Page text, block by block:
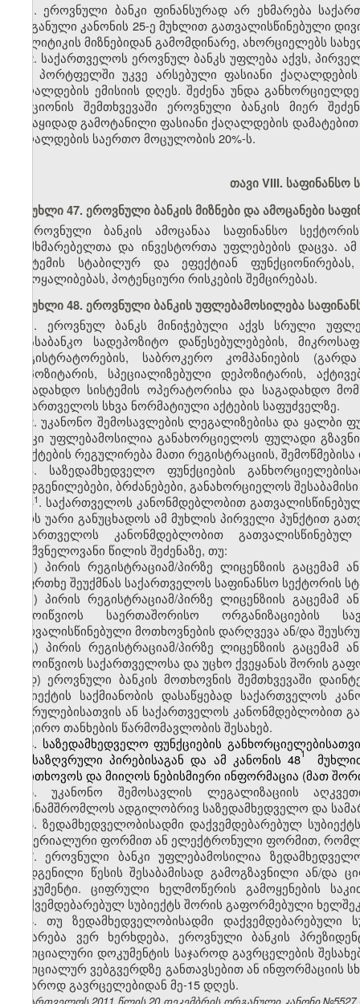
1. ეროვნული ბანკი ფინანსურად არ ეხმარება
ორგანული კანონის 25-ე მუხლით გათვალისწინებული
პოლიტიკის მიზნებიდან გამომდინარე, ახორციელებს
2. საქართველოს ეროვნულ ბანკს უფლება აქვს,
მის პორტფელში უკვე არსებული ფასიანი
ქაღალდების ემისიის დღეს. შეძენა უნდა
აუქციონის შემთხვევაში ეროვნული ბანკის მიერ
გასაყიდად გამოტანილი ფასიანი ქაღალდების
ქაღალდების საერთო მოცულობის 20%-ს.
თავი VIII.
მუხლი 47. ეროვნული ბანკის მიზნები და ამოცანები
ეროვნული ბანკის ამოცანაა საფინანსო
მომხმარებელთა და ინვესტორთა უფლებების დაცვა.
სისტემის სტაბილურ და ეფექტიან
ჩამოყალიბებას, პოტენციური რისკების შემცირებას.
მუხლი 48. ეროვნული ბანკის უფლებამოსილება
1. ეროვნულ ბანკს მინიჭებული აქვს სრული
არასაბანკო სადეპოზიტო დაწესებულებების,
რეგისტრატორების, საბროკერო კომპანიების
დეპოზიტარის, სპეციალიზებული დეპოზიტარის,
საგადახდო სისტემის ოპერატორისა და საგადახდო
საქართველოს სხვა ნორმატიული აქტების საფუძველზე.
2. უკანონო შემოსავლების ლეგალიზებისა და ყალბი
ბანკი უფლებამოსილია განახორციელოს ფულადი
პუნქტების რეგულირება მათი რეგისტრაციის,
3. საზედამხედველო ფუნქციების
დადგენილებები, ბრძანებები, განახორციელოს
3​1. საქართველოს კანონმდებლობით
პირს უარი განუცხადოს ამ მუხლის პირველი პუნქტით
საქართველოს კანონმდებლობით
მნიშვნელოვანი წილის შეძენაზე, თუ:
ა) პირის რეგისტრაციამ/პირზე ლიცენზიის გაცემამ
საფრთხე შეუქმნას საქართველოს საფინანსო სექტორის
ბ) პირის რეგისტრაციამ/პირზე ლიცენზიის გაცემამ
გამოიწვიოს საერთაშორისო ორგანიზაციების
გათვალისწინებული მოთხოვნების დარღვევა ან/და
გ) პირის რეგისტრაციამ/პირზე ლიცენზიის გაცემამ
გამოიწვიოს საქართველოსა და უცხო ქვეყანას შორის
დ) ეროვნული ბანკის მოთხოვნის შემთხვევაში
სუბიექტის საქმიანობის დასაწყებად საქართველოს
შესრულებისათვის ან საქართველოს კანონმდებლობით
საჭირო თანხების წარმომავლობის შესახებ.
4. საზედამხედველო ფუნქციების
განსაზღვრული პირებისაგან და ამ კანონის 481
მოითხოვოს და მიიღოს ნებისმიერი ინფორმაცია (მათ
5. უკანონო შემოსავლის ლეგალიზაციის
ითანამშრომლოს ადგილობრივ საზედამხედველო და
6. ზედამხედველობისადმი დაქვემდებარებულ
მატერიალური ფორმით ან ელექტრონული ფორმით,
7. ეროვნული ბანკი უფლებამოსილია
დადგენილი წესის შესაბამისად გამოგზავნილი ან/
დოკუმენტი. ციფრული ხელმოწერის გამოყენების
დაქვემდებარებულ სუბიექტს შორის გაფორმებული
8. თუ ზედამხედველობისადმი დაქვემდებარებული
ჩაბარება ვერ ხერხდება, ეროვნული ბანკის
ოფიციალური დოკუმენტის საჯაროდ გავრცელების
ოფიციალურ ვებგვერდზე განთავსებით ან ინფორმაციის
საჯაროდ გავრცელებიდან მე-15 დღეს.